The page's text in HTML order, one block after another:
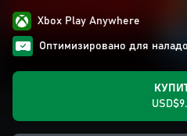
Xbox Play Anywhere
Оптимизировано для